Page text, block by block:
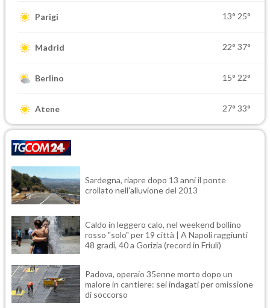
Parigi 13° 25°
Madrid 22° 37°
Berlino 15° 22°
Atene 27° 33°
Sardegna, riapre dopo 13 anni il ponte
crollato nell'alluvione del 2013
Caldo in leggero calo, nel weekend bollino
rosso "solo" per 19 città | A Napoli raggiunti
48 gradi, 40 a Gorizia (record in Friuli)
Padova, operaio 35enne morto dopo un
malore in cantiere: sei indagati per omissione
di soccorso